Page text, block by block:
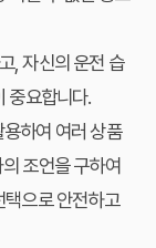
, 자신의 운전 습
중요합니다.
하여 여러 상품
조언을 구하여
택으로 안전하고